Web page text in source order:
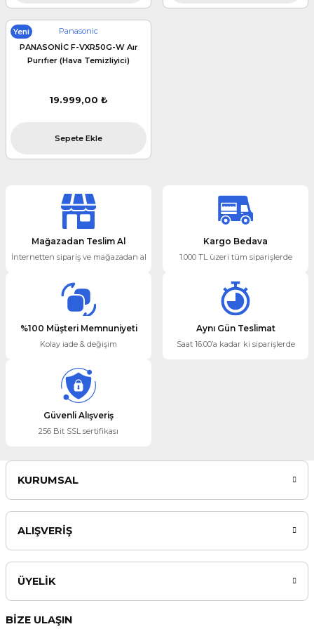
Yeni
Panasonic
PANASONİC F-VXR50G-W Aır
Purıfıer (Hava Temizliyici)
19.999,00 ₺
Sepete Ekle
Mağazadan Teslim Al
İnternetten sipariş ve mağazadan al
Kargo Bedava
1.000 TL üzeri tüm siparişlerde
%100 Müşteri Memnuniyeti
Kolay iade & değişim
Aynı Gün Teslimat
Saat 16:00’a kadar ki siparişlerde
Güvenli Alışveriş
256 Bit SSL sertifikası
KURUMSAL
ALIŞVERİŞ
ÜYELİK
BİZE ULAŞIN